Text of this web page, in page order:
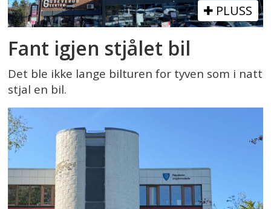
PLUSS
Fant igjen stjålet bil
Det ble ikke lange bilturen for tyven som i natt
stjal en bil.